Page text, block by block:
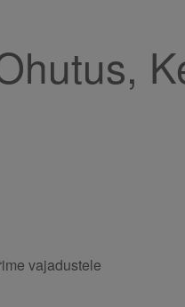
vajadustele